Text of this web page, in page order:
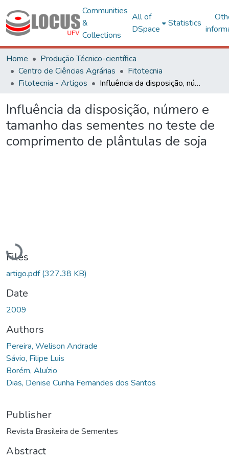
Communities
&
Collections
All of
DSpace
Statistics
Home
Produção Técnico-científica
Centro de Ciências Agrárias
Fitotecnia
Fitotecnia - Artigos
Influência da disposição, número e tamanho das sementes no teste de comprimento de plântulas de soja
Influência da disposição, número e
tamanho das sementes no teste de
comprimento de plântulas de soja
Loading...
Files
artigo.pdf(327.38 KB)
Date
2009
Authors
Pereira, Welison Andrade
Sávio, Filipe Luis
Borém, Aluízio
Dias, Denise Cunha Fernandes dos Santos
Publisher
Revista Brasileira de Sementes
Abstract